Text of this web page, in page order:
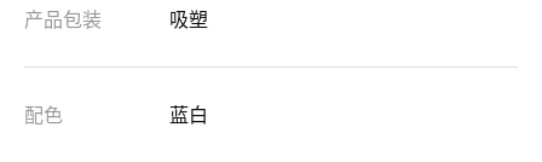
产品包装 吸塑
配色 蓝白